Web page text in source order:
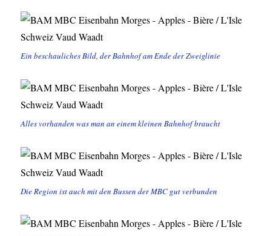
Ein beschauliches Bild, der Bahnhof am Ende der Zweiglinie
Alles vorhanden was man an einem kleinen Bahnhof braucht
Die Region ist auch mit den Bussen der MBC gut verbunden